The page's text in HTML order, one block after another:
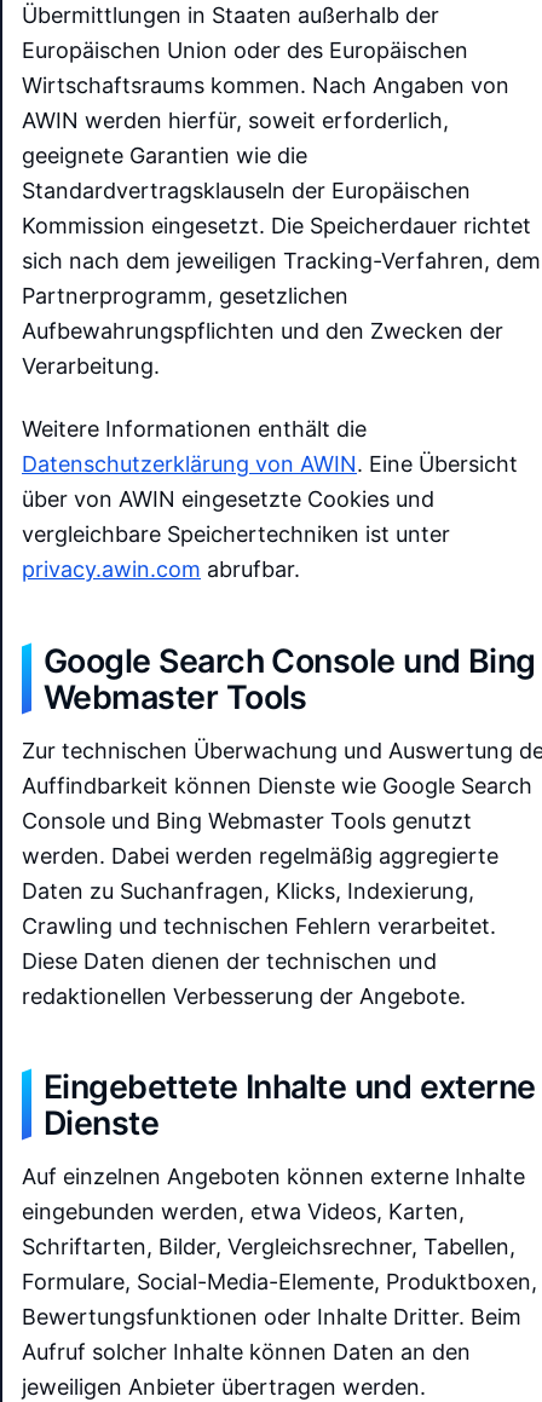
Übermittlungen in Staaten außerhalb der
Europäischen Union oder des Europäischen
Wirtschaftsraums kommen. Nach Angaben von
AWIN werden hierfür, soweit erforderlich,
geeignete Garantien wie die
Standardvertragsklauseln der Europäischen
Kommission eingesetzt. Die Speicherdauer richtet
sich nach dem jeweiligen Tracking-Verfahren, dem
Partnerprogramm, gesetzlichen
Aufbewahrungspflichten und den Zwecken der
Verarbeitung.
Weitere Informationen enthält die
Datenschutzerklärung von AWIN. Eine Übersicht
über von AWIN eingesetzte Cookies und
vergleichbare Speichertechniken ist unter
privacy.awin.com abrufbar.
Google Search Console und Bing
Webmaster Tools
Zur technischen Überwachung und Auswertung
Auffindbarkeit können Dienste wie Google Search
Console und Bing Webmaster Tools genutzt
werden. Dabei werden regelmäßig aggregierte
Daten zu Suchanfragen, Klicks, Indexierung,
Crawling und technischen Fehlern verarbeitet.
Diese Daten dienen der technischen und
redaktionellen Verbesserung der Angebote.
Eingebettete Inhalte und externe
Dienste
Auf einzelnen Angeboten können externe Inhalte
eingebunden werden, etwa Videos, Karten,
Schriftarten, Bilder, Vergleichsrechner, Tabellen,
Formulare, Social-Media-Elemente, Produktboxen,
Bewertungsfunktionen oder Inhalte Dritter. Beim
Aufruf solcher Inhalte können Daten an den
jeweiligen Anbieter übertragen werden.